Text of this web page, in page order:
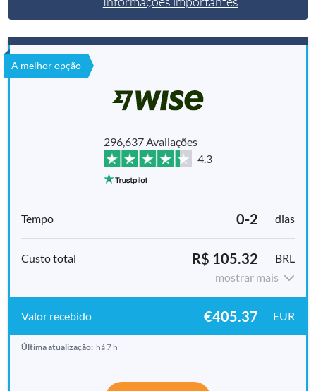
A melhor opção
296,637 Avaliações
4.3
0-2 dias
R$ 105.32
BRL
mostrar mais
€405.37 EUR
Última atualização: há 7 h